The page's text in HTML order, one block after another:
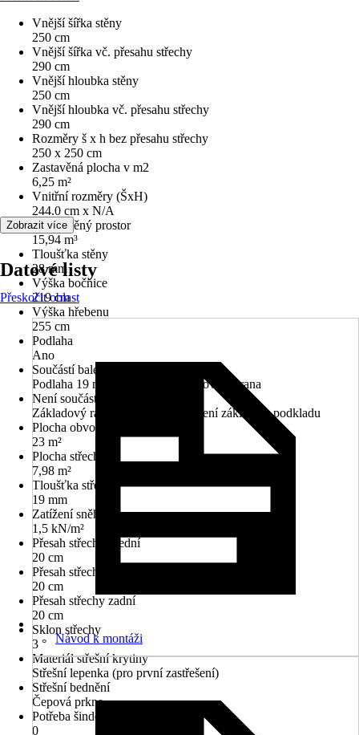
Vnější šířka stěny
250 cm
Vnější šířka vč. přesahu střechy
290 cm
Vnější hloubka stěny
250 cm
Vnější hloubka vč. přesahu střechy
290 cm
Rozměry š x h bez přesahu střechy
250 x 250 cm
Zastavěná plocha v m2
6,25 m²
Vnitřní rozměry (ŠxH)
244.0 cm x N/A
Obestavěný prostor
15,94 m³
Tloušťka stěny
28 mm
Výška bočnice
219 cm
Výška hřebenu
255 cm
Podlaha
Ano
Součástí balení
Podlaha 19 mm, Hliníková ukončovací hrana
Není součástí balení
Základový rám, Dekorace, Ukotvení základu k podkladu
Plocha obvodové stěny
23 m²
Plocha střechy
7,98 m²
Tloušťka střechy
19 mm
Zatížení sněhem
1,5 kN/m²
Přesah střechy přední
20 cm
Přesah střechy boční
20 cm
Přesah střechy zadní
20 cm
Sklon střechy
3 °
Materiál střešní krytiny
Střešní lepenka (pro první zastřešení)
Střešní bednění
Čepová prkna
Potřeba šindelů v m²
0
Zobrazit více
Datové listy
Přeskočit oblast
Návod k montáži